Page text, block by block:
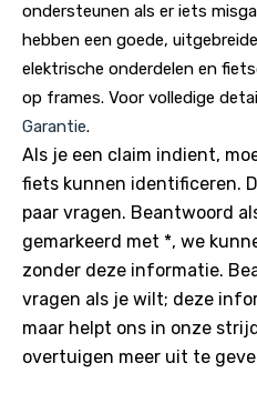
ondersteunen als er iets
hebben een goede,
elektrische onderdelen en
op frames. Voor volledige
Garantie.
Als je een claim indient,
fiets kunnen identificeren.
paar vragen. Beantwoord
gemarkeerd met *, we
zonder deze informatie.
vragen als je wilt; deze
maar helpt ons in onze
overtuigen meer uit te